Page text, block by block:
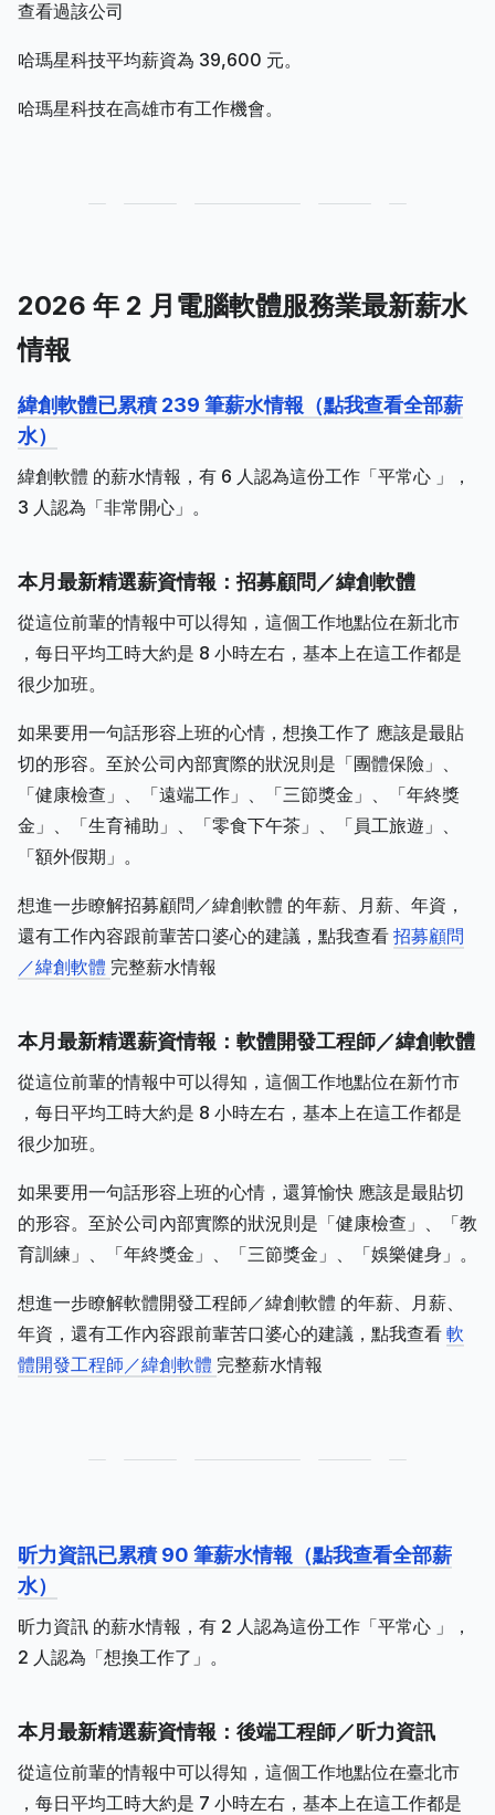
查看過該公司
哈瑪星科技平均薪資為 39,600 元。
哈瑪星科技在高雄市有工作機會。
2026 年 2 月電腦軟體服務業最新薪水
情報
緯創軟體已累積 239 筆薪水情報（點我查看全部薪
水）
緯創軟體 的薪水情報，有 6 人認為這份工作「平常心 」，
3 人認為「非常開心」。
本月最新精選薪資情報：招募顧問／緯創軟體
從這位前輩的情報中可以得知，這個工作地點位在新北市
，每日平均工時大約是 8 小時左右，基本上在這工作都是
很少加班。
如果要用一句話形容上班的心情，想換工作了 應該是最貼
切的形容。至於公司內部實際的狀況則是「團體保險」、
「健康檢查」、「遠端工作」、「三節獎金」、「年終獎
金」、「生育補助」、「零食下午茶」、「員工旅遊」、
「額外假期」。
想進一步瞭解招募顧問／緯創軟體 的年薪、月薪、年資，
還有工作內容跟前輩苦口婆心的建議，點我查看 招募顧問
／緯創軟體 完整薪水情報
本月最新精選薪資情報：軟體開發工程師／緯創軟體
從這位前輩的情報中可以得知，這個工作地點位在新竹市
，每日平均工時大約是 8 小時左右，基本上在這工作都是
很少加班。
如果要用一句話形容上班的心情，還算愉快 應該是最貼切
的形容。至於公司內部實際的狀況則是「健康檢查」、「教
育訓練」、「年終獎金」、「三節獎金」、「娛樂健身」。
想進一步瞭解軟體開發工程師／緯創軟體 的年薪、月薪、
年資，還有工作內容跟前輩苦口婆心的建議，點我查看 軟
體開發工程師／緯創軟體 完整薪水情報
昕力資訊已累積 90 筆薪水情報（點我查看全部薪
水）
昕力資訊 的薪水情報，有 2 人認為這份工作「平常心 」，
2 人認為「想換工作了」。
本月最新精選薪資情報：後端工程師／昕力資訊
從這位前輩的情報中可以得知，這個工作地點位在臺北市
，每日平均工時大約是 7 小時左右，基本上在這工作都是